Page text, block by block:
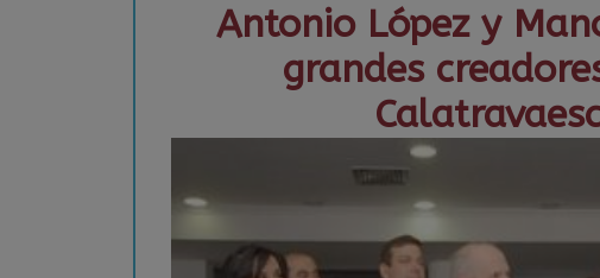
Antonio López y
grandes